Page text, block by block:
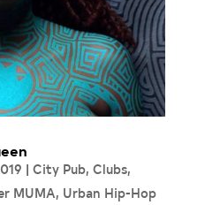
| City Pub, Clubs,
MUMA, Urban Hip-Hop